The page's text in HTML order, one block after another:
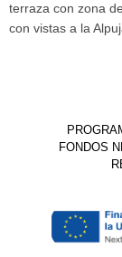
terraza con zona
con vistas a la
FONDOS